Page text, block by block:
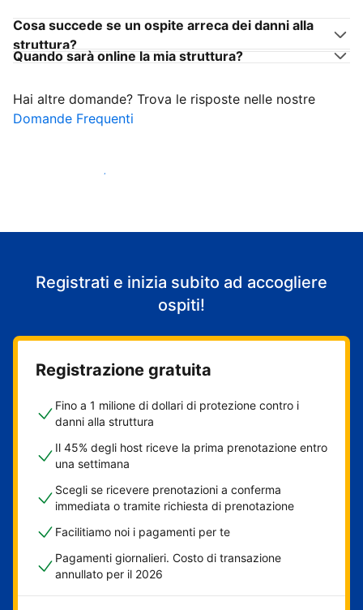
Cosa succede se un ospite arreca dei danni alla
struttura?
Quando sarà online la mia struttura?
Hai altre domande? Trova le risposte nelle nostre
Domande Frequenti
Inizia ad accogliere ospiti
Registrati e inizia subito ad accogliere
ospiti!
Registrazione gratuita
Fino a 1 milione di dollari di protezione contro i
danni alla struttura
Il 45% degli host riceve la prima prenotazione entro
una settimana
Scegli se ricevere prenotazioni a conferma
immediata o tramite richiesta di prenotazione
Facilitiamo noi i pagamenti per te
Pagamenti giornalieri. Costo di transazione
annullato per il 2026